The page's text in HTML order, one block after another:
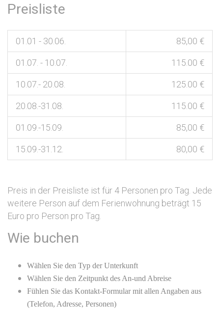
Preisliste
01.01 - 30.06. 85,00 €
01.07. - 10.07. 115.00 €
10.07.- 20.08. 125.00 €
20.08.-31.08. 115.00 €
01.09.-15.09. 85,00 €
15.09.-31.12. 80,00 €
Preis in der Preisliste ist für 4 Personen pro Tag. Jede
weitere Person auf dem Ferienwohnung beträgt 15
Euro pro Person pro Tag.
Wie buchen
Wählen Sie den Typ der Unterkunft
Wählen Sie den Zeitpunkt des An-und Abreise
Fühlen Sie das Kontakt-Formular mit allen Angaben aus
(Telefon, Adresse, Personen)